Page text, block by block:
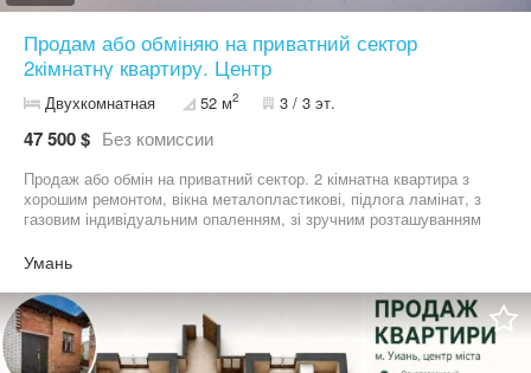
Продам або обміняю на приватний сектор
2кімнатну квартиру. Центр
Двухкомнатная 52 м2 3 / 3 эт.
47 500 $ Без комиссии
Продаж або обмін на приватний сектор. 2 кімнатна квартира з
хорошим ремонтом, вікна металопластикові, підлога ламінат, з
газовим індивідуальним опаленням, зі зручним розташуванням
Жилий стан
Умань